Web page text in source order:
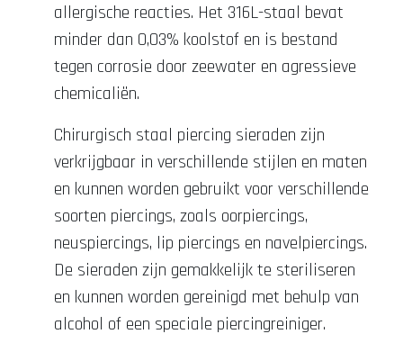
allergische reacties. Het 316L-staal bevat
minder dan 0,03% koolstof en is bestand
tegen corrosie door zeewater en agressieve
chemicaliën.
Chirurgisch staal piercing sieraden zijn
verkrijgbaar in verschillende stijlen en maten
en kunnen worden gebruikt voor verschillende
soorten piercings, zoals oorpiercings,
neuspiercings, lip piercings en navelpiercings.
De sieraden zijn gemakkelijk te steriliseren
en kunnen worden gereinigd met behulp van
alcohol of een speciale piercingreiniger.